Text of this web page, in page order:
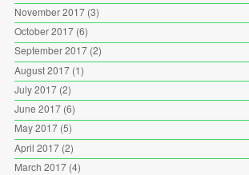
November 2017(3)
October 2017(6)
September 2017(2)
August 2017(1)
July 2017(2)
June 2017(6)
May 2017(5)
April 2017(2)
March 2017(4)